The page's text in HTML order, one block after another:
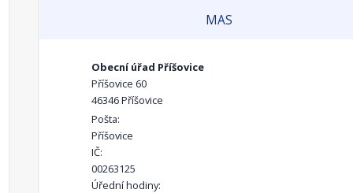
MAS
Obecní úřad Příšovice
Příšovice 60
46346 Příšovice
Pošta:
Příšovice
IČ:
00263125
Úřední hodiny: